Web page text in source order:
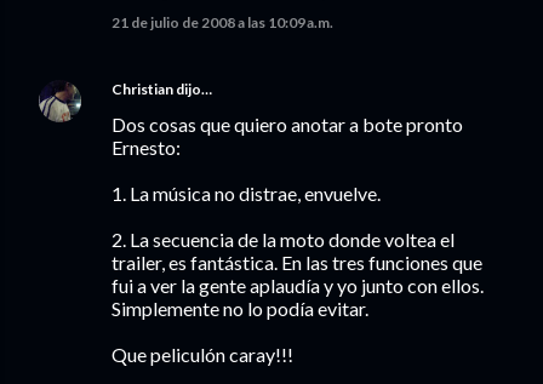
21 de julio de 2008 a las 10:09 a.m.
Christian dijo…
Dos cosas que quiero anotar a bote pronto
Ernesto:
1. La música no distrae, envuelve.
2. La secuencia de la moto donde voltea el
trailer, es fantástica. En las tres funciones que
fui a ver la gente aplaudía y yo junto con ellos.
Simplemente no lo podía evitar.
Que peliculón caray!!!